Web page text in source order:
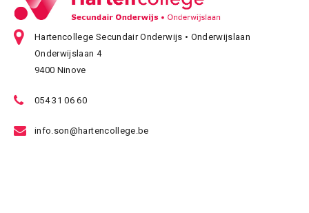
Hartencollege Secundair Onderwijs • Onderwijslaan
Onderwijslaan 4
9400 Ninove
054 31 06 60
info.son@hartencollege.be